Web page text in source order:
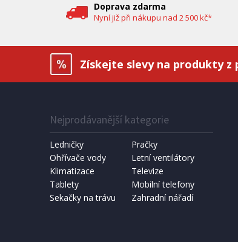
Doprava zdarma
Nyní již při nákupu nad 2 500 kč*
Získejte slevy na produkty z
Nejprodávanější kategorie
Ledničky
Pračky
Ohřívače vody
Letní ventilátory
Klimatizace
Televize
Tablety
Mobilní telefony
Sekačky na trávu
Zahradní nářadí